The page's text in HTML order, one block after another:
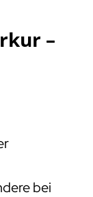
–
bei